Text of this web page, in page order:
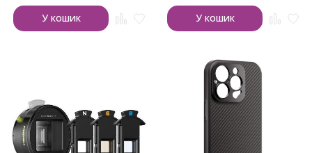
У кошик У кошик